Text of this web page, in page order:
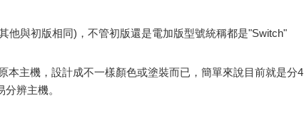
他與初版相同)，不管初版還是電加版型號統稱都是"Switch"
主機，設計成不一樣顏色或塗裝而已，簡單來說目前就是分4
辨主機。